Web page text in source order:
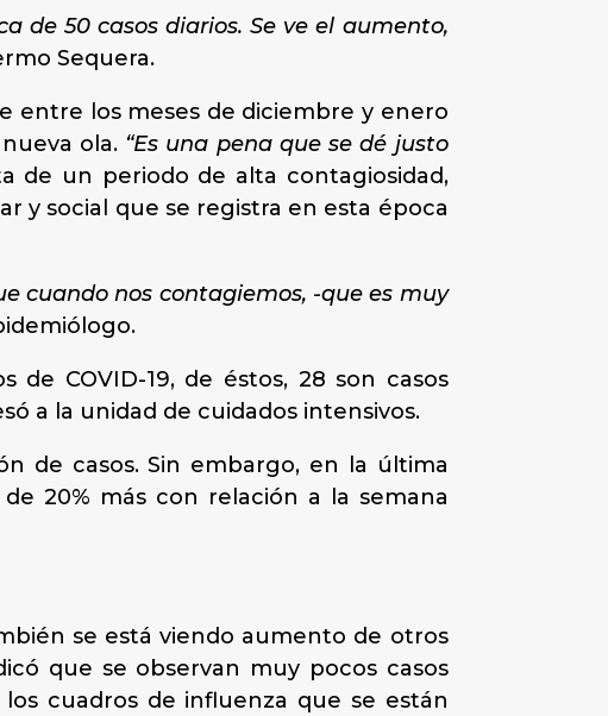
de 50 casos diarios. Se ve el aumento,
Sequera.
entre los meses de diciembre y enero
ola. “Es una pena que se dé justo
de un periodo de alta contagiosidad,
y social que se registra en esta época
cuando nos contagiemos, -que es muy
de COVID-19, de éstos, 28 son casos
a la unidad de cuidados intensivos.
de casos. Sin embargo, en la última
20% más con relación a la semana
se está viendo aumento de otros
que se observan muy pocos casos
cuadros de influenza que se están